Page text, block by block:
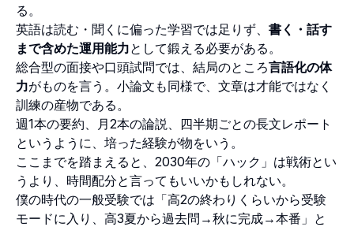
る。
英語は読む・聞くに偏った学習では足りず、 書く・話す
まで含めた運用能力として鍛える必要がある。
総合型の面接や口頭試問では、結局のところ言語化の体
力がものを言う。小論文も同様で、文章は才能ではなく
訓練の産物である。
週1本の要約、月2本の論説、四半期ごとの長文レポート
というように、培った経験が物をいう。
ここまでを踏まえると、2030年の「ハック」は戦術とい
うより、時間配分と言ってもいいかもしれない。
僕の時代の一般受験では「高2の終わりくらいから受験
モードに入り、高3夏から過去問→秋に完成→本番」と